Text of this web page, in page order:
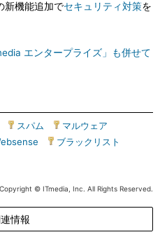
新機能追加でセキュリティ対策を
エンタープライズ」も併せて
スパム マルウェア
ブラックリスト
Copyright © ITmedia, Inc. All Rights Reserved.
情報